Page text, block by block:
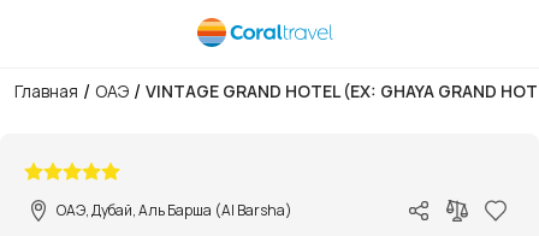
Главная / ОАЭ / VINTAGE GRAND HOTEL (EX: GHAYA GRAND
ОАЭ, Дубай, Аль Барша (Al Barsha)